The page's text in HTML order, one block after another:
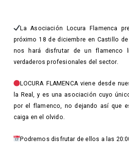
La Asociación Locura Flamenca
próximo 18 de diciembre en Castillo
nos hará disfrutar de un flamenco
verdaderos profesionales del sector.
LOCURA FLAMENCA viene desde
la Real, y es una asociación cuyo
por el flamenco, no dejando así que
caiga en el olvido.
Podremos disfrutar de ellos a las